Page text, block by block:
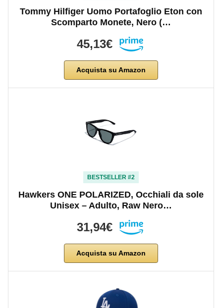
Tommy Hilfiger Uomo Portafoglio Eton con
Scomparto Monete, Nero (…
45,13€
Acquista su Amazon
BESTSELLER #2
Hawkers ONE POLARIZED, Occhiali da sole
Unisex – Adulto, Raw Nero…
31,94€
Acquista su Amazon